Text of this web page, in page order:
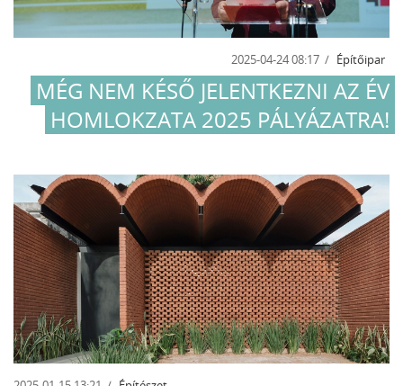
2025-04-24 08:17 Építőipar
MÉG NEM KÉSŐ JELENTKEZNI AZ ÉV
HOMLOKZATA 2025 PÁLYÁZATRA!